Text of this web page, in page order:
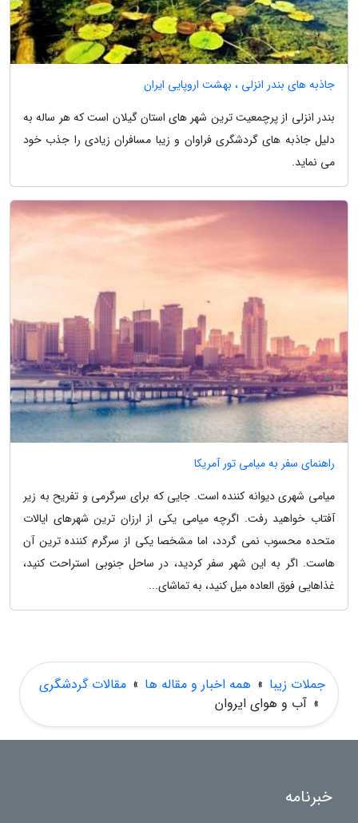
جاذبه های بندر انزلی ، بهشت اروپایی ایران
بندر انزلی از پرچمعیت ترین شهر های استان گیلان است که هر ساله به
دلیل جاذبه های گردشگری فراوان و زیبا مسافران زیادی را جذب خود
می نماید.
راهنمای سفر به میامی تور آمریکا
میامی شهری دیوانه کننده است. جایی که برای سرگرمی و تفریح به زیر
آفتاب خواهید رفت. اگرچه میامی یکی از ارزان ترین شهرهای ایالات
متحده محسوب نمی گردد، اما مشخصا یکی از سرگرم کننده ترین آن
هاست. اگر به این شهر سفر کردید، در ساحل جنوبی استراحت کنید،
غذاهایی فوق العاده میل کنید، به تماشای...
جملات زیبا » همه اخبار و مقاله ها » مقالات گردشگری
» آب و هوای ایروان
خبرنامه